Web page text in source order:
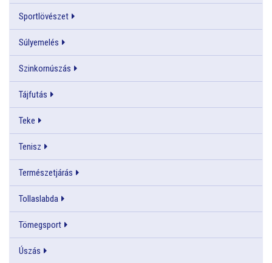
Sportlövészet
Súlyemelés
Szinkornúszás
Tájfutás
Teke
Tenisz
Természetjárás
Tollaslabda
Tömegsport
Úszás